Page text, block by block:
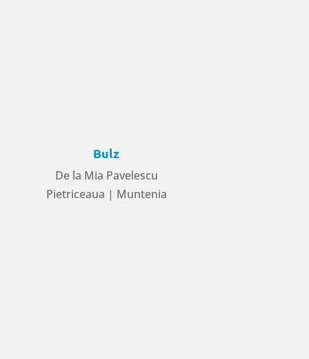
Bulz
De la Mia Pavelescu
Pietriceaua | Muntenia